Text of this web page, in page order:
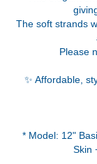
The soft strands
Please
✨ Affordable,
* Model: 12"